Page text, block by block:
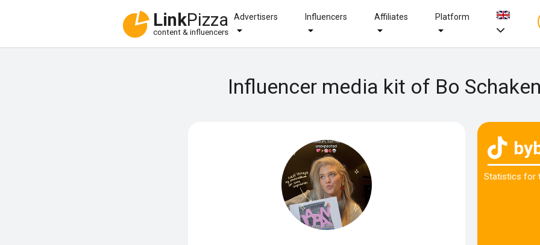
LinkPizza
content & influencers
Advertisers Influencers Affiliates Platform
Influencer media kit of Bo
Statistics for